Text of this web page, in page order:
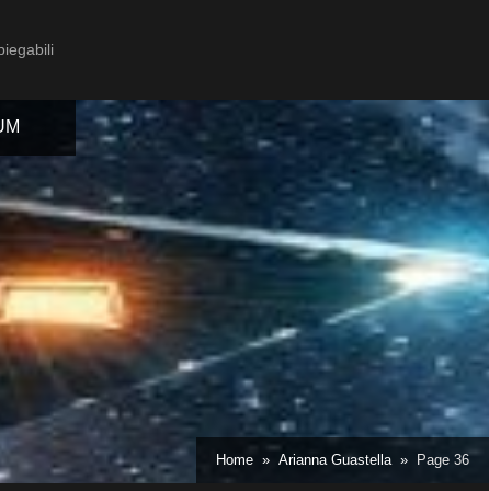
Toggle
sub-
menu
sub-
Home Arianna Guastella Page 36